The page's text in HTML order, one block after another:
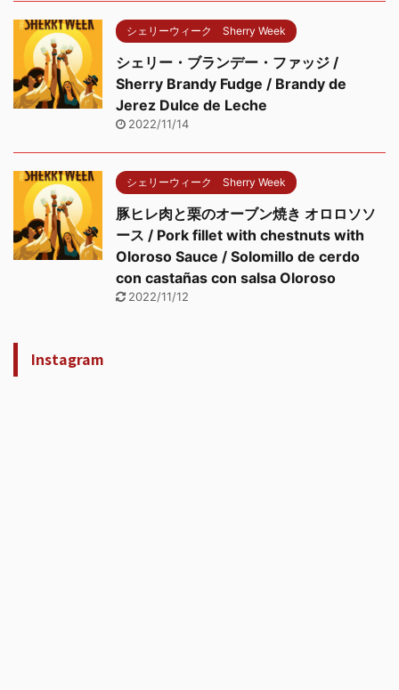
シェリーウィーク Sherry Week
シェリー・ブランデー・ファッジ /
Sherry Brandy Fudge / Brandy de
Jerez Dulce de Leche
2022/11/14
シェリーウィーク Sherry Week
豚ヒレ肉と栗のオーブン焼き オロロソソ
ース / Pork fillet with chestnuts with
Oloroso Sauce / Solomillo de cerdo
con castañas con salsa Oloroso
2022/11/12
Instagram